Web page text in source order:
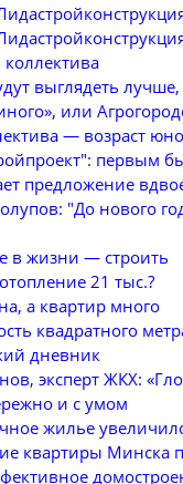
выглядеть
или
— возраст
первым
предложение
"До нового
в жизни — строить
21 тыс.?
а квартир много
квадратного
дневник
эксперт ЖКХ:
и с умом
жилье
квартиры Минска